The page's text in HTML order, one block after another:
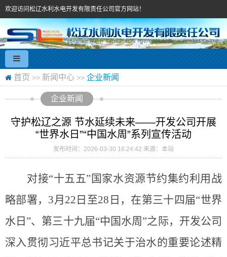
欢迎访问松辽水利水电开发有限责任公司官方网站！
首页 >> 新闻中心 >> 企业新闻
企业新闻
守护松辽之源 节水延续未来——开发公司开展
“世界水日”“中国水周”系列宣传活动
发布时间：2026-03-30 16:24:42 来源：本站
对接“十五五”国家水资源节约集约利用战
略部署， 3月22日至28日，在第三十四届“世界
水日”、第三十九届“中国水周”之际， 开发公司
深入贯彻习近平总书记关于治水的重要论述精